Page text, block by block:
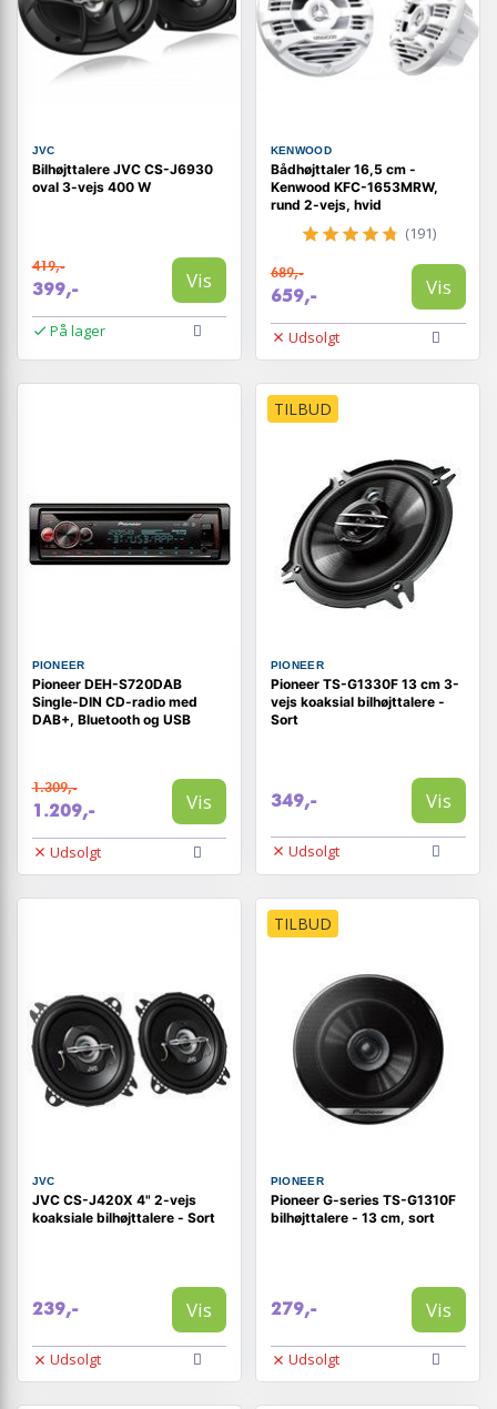
JVC
Bilhøjttalere JVC CS-J6930
oval 3-vejs 400 W
419,-
399,- Vis
På lager
KENWOOD
Bådhøjttaler 16,5 cm -
Kenwood KFC-1653MRW,
rund 2-vejs, hvid
(191)
689,-
659,- Vis
Udsolgt
PIONEER
Pioneer DEH-S720DAB
Single-DIN CD-radio med
DAB+, Bluetooth og USB
1.309,-
1.209,- Vis
Udsolgt
TILBUD
PIONEER
Pioneer TS-G1330F 13 cm 3-
vejs koaksial bilhøjttalere -
Sort
349,- Vis
Udsolgt
JVC
JVC CS-J420X 4" 2-vejs
koaksiale bilhøjttalere - Sort
239,- Vis
Udsolgt
TILBUD
PIONEER
Pioneer G-series TS-G1310F
bilhøjttalere - 13 cm, sort
279,- Vis
Udsolgt